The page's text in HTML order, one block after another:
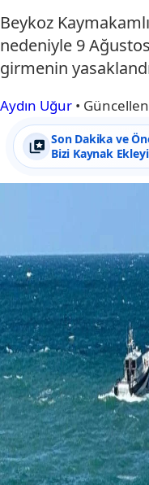
Beykoz
nedeniyle 9
girmenin
Aydın Uğur •
Son Dakika ve
Bizi Kaynak